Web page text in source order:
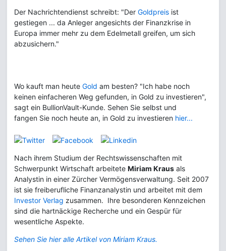
Der Nachrichtendienst schreibt: "Der Goldpreis ist
gestiegen ... da Anleger angesichts der Finanzkrise in
Europa immer mehr zu dem Edelmetall greifen, um sich
abzusichern."
Wo kauft man heute Gold am besten? "Ich habe noch
keinen einfacheren Weg gefunden, in Gold zu investieren",
sagt ein BullionVault-Kunde. Sehen Sie selbst und
fangen Sie noch heute an, in Gold zu investieren hier...
Nach ihrem Studium der Rechtswissenschaften mit
Schwerpunkt Wirtschaft arbeitete Miriam Kraus als
Analystin in einer Zürcher Vermögensverwaltung. Seit 2007
ist sie freiberufliche Finanzanalystin und arbeitet mit dem
Investor Verlag zusammen. Ihre besonderen Kennzeichen
sind die hartnäckige Recherche und ein Gespür für
wesentliche Aspekte.
Sehen Sie hier alle Artikel von Miriam Kraus.